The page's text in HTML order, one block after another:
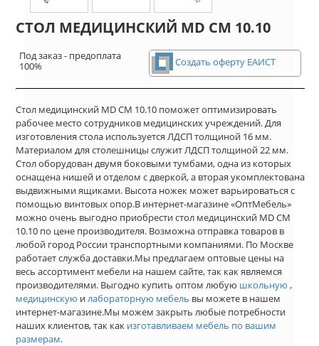
СТОЛ МЕДИЦИНСКИЙ MD СМ 10.10
Под заказ - предоплата
100%
Создать оферту ЕАИСТ
Стол медицинский MD СМ 10.10 поможет оптимизировать
рабочее место сотрудников медицинских учреждений. Для
изготовления стола используется ЛДСП толщиной 16 мм.
Материалом для столешницы служит ЛДСП толщиной 22 мм.
Стол оборудован двумя боковыми тумбами, одна из которых
оснащена нишей и отделом с дверкой, а вторая укомплектована
выдвижными ящиками. Высота ножек может варьироваться с
помощью винтовых опор.В интернет-магазине «ОптМебель»
можно очень выгодно приобрести стол медицинский MD СМ
10.10 по цене производителя. Возможна отправка товаров в
любой город России транспортными компаниями. По Москве
работает служба доставки.Мы предлагаем оптовые цены на
весь ассортимент мебели на нашем сайте, так как являемся
производителями. Выгодно купить оптом любую школьную ,
медицинскую и лабораторную мебель вы можете в нашем
интернет-магазине.Мы можем закрыть любые потребности
наших клиентов, так как изготавливаем мебель по вашим
размерам.